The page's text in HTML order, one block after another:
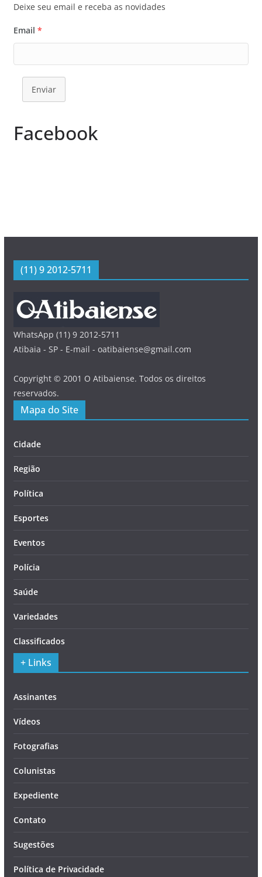
Deixe seu email e receba as novidades
Email *
Enviar
Facebook
(11) 9 2012-5711
WhatsApp (11) 9 2012-5711
Atibaia - SP - E-mail - oatibaiense@gmail.com
Copyright © 2001 O Atibaiense. Todos os direitos
reservados.
Mapa do Site
Cidade
Região
Política
Esportes
Eventos
Polícia
Saúde
Variedades
Classificados
+ Links
Assinantes
Vídeos
Fotografias
Colunistas
Expediente
Contato
Sugestões
Política de Privacidade